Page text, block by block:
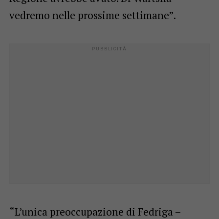
vedremo nelle prossime settimane”.
“L’unica preoccupazione di Fedriga –